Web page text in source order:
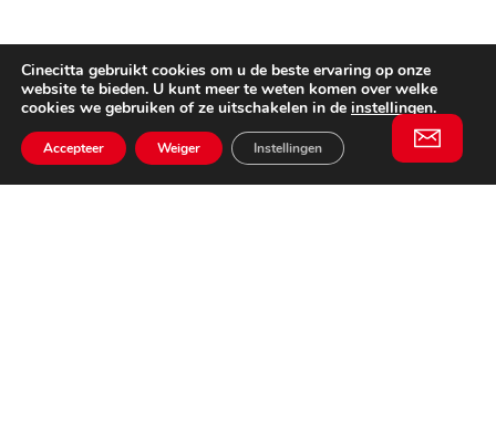
Cinecitta gebruikt cookies om u de beste ervaring op onze
website te bieden. U kunt meer te weten komen over welke
cookies we gebruiken of ze uitschakelen in de instellingen.
Accepteer Weiger Instellingen